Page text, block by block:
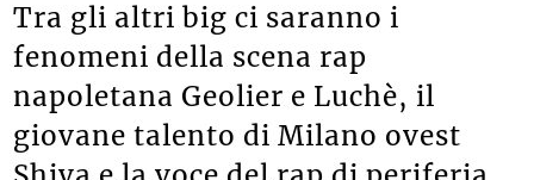
Tra gli altri big ci saranno i
fenomeni della scena rap
napoletana Geolier e Luchè, il
giovane talento di Milano ovest